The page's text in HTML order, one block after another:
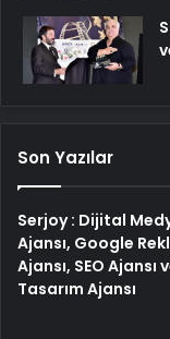
Son Yazılar
Serjoy : Dijital
Ajansı, Google
Ajansı, SEO Ajansı
Tasarım Ajansı